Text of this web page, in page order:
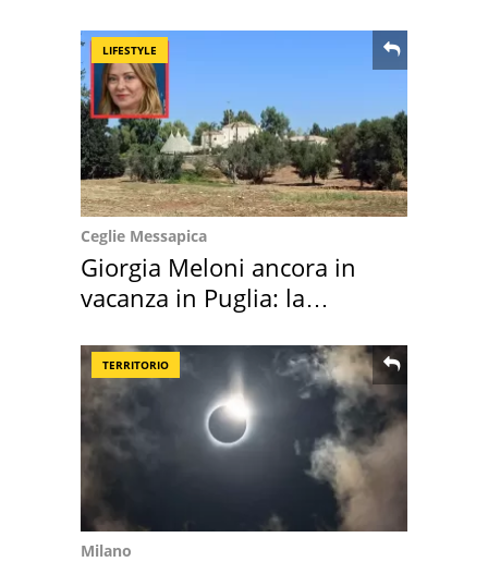
LIFESTYLE
Ceglie Messapica
Giorgia Meloni ancora in
vacanza in Puglia: la
TERRITORIO
Milano